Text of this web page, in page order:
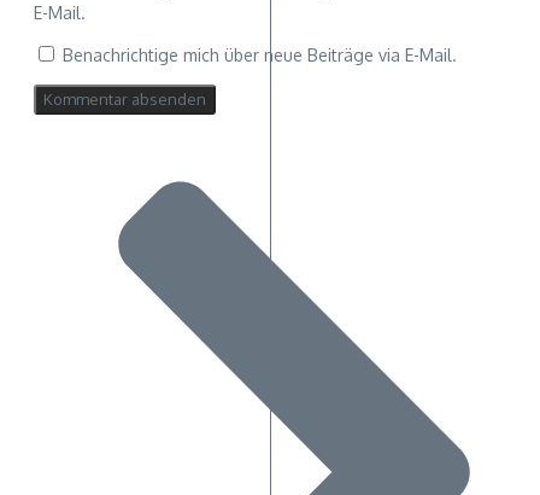
E-Mail.
Benachrichtige mich über neue Beiträge via E-Mail.